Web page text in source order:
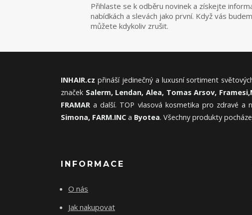
Přihlaste se k odběru novinek a získejte
nabídkách a slevách jako první. Když vás
můžete kdykoliv zrušit.
INHAIR.cz přináší jedinečný a luxusní sortiment
značek Salerm, Lendan, Alea, Tomas Arsov, Framesi,
FRAMAR a další. TOP vlasová kosmetika pro zdravé a
Simona, FARM.INC a Byotea. Všechny produkty
INFORMACE
O nás
Jak nakupovat